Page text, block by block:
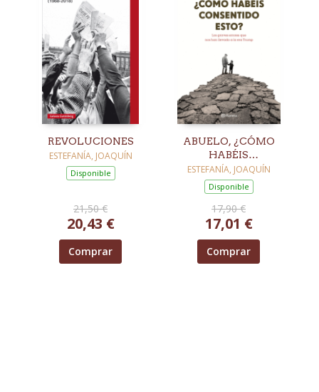
REVOLUCIONES
ESTEFANÍA, JOAQUÍN
Disponible
21,50 €
20,43 €
Comprar
ABUELO, ¿CÓMO
HABÉIS
CONSENTIDO ESTO?
ESTEFANÍA, JOAQUÍN
Disponible
17,90 €
17,01 €
Comprar